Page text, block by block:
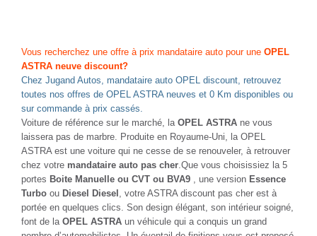
Vous recherchez une offre à prix mandataire auto pour une OPEL
ASTRA neuve discount?
Chez Jugand Autos, mandataire auto OPEL discount, retrouvez
toutes nos offres de OPEL ASTRA neuves et 0 Km disponibles ou
sur commande à prix cassés.
Voiture de référence sur le marché, la OPEL ASTRA ne vous
laissera pas de marbre. Produite en Royaume-Uni, la OPEL
ASTRA est une voiture qui ne cesse de se renouveler, à retrouver
chez votre mandataire auto pas cher .Que vous choisissiez la 5
portes Boite Manuelle ou CVT ou BVA9 , une version Essence
Turbo ou Diesel Diesel
, votre ASTRA discount pas cher est à
portée en quelques clics. Son design élégant, son intérieur soigné,
font de la OPEL ASTRA un véhicule qui a conquis un grand